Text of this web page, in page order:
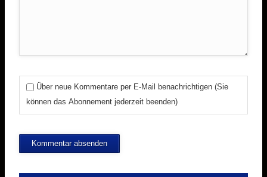
Über neue Kommentare per E-Mail benachrichtigen (Sie
können das Abonnement jederzeit beenden)
Kommentar absenden